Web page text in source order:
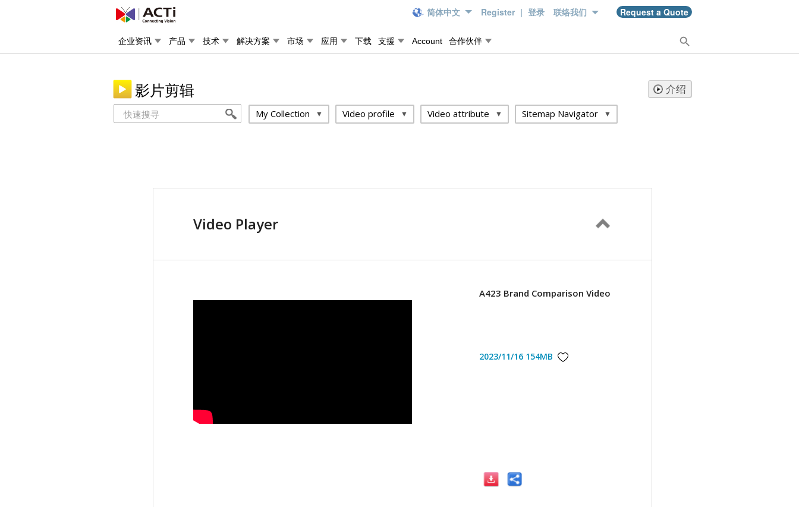
简体中文 Register | 登录 联络我们 Request a Quote
企业资讯 产品 技术 解决方案 市场 应用 下载 支援 Account 合作伙伴
影片剪辑 介绍
My Collection Video profile Video attribute Sitemap Navigator
Video Player
A423 Brand Comparison Video
2023/11/16 154MB